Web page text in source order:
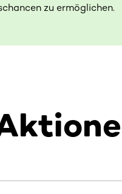
zu ermöglichen.
scrollbare Inhalte.